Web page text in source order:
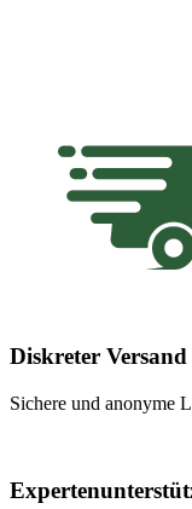
Diskreter Versand
Sichere und anonyme